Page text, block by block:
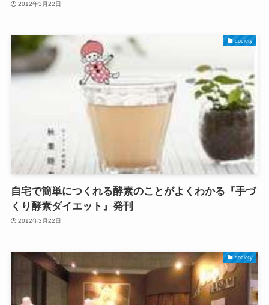
2012年3月22日
society
自宅で簡単につくれる酵素のことがよくわかる『手づ
くり酵素ダイエット』発刊
2012年3月22日
society